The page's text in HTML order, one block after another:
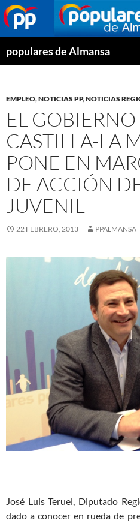
populares de Almansa
EMPLEO,NOTICIAS PP,NOTICIAS
EL GOBIERNO
CASTILLA-LA
PONE EN
DE ACCIÓN
JUVENIL
22 FEBRERO, 2013 PPALMANSA
José Luis Teruel, Diputado
dado a conocer en rueda de